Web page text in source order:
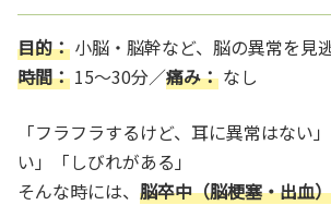
目的： 小脳・脳幹など、脳の異常を見
時間： 15〜30分／痛み： なし
「フラフラするけど、耳に異常はない
い」「しびれがある」
そんな時には、 脳卒中（脳梗塞・出血